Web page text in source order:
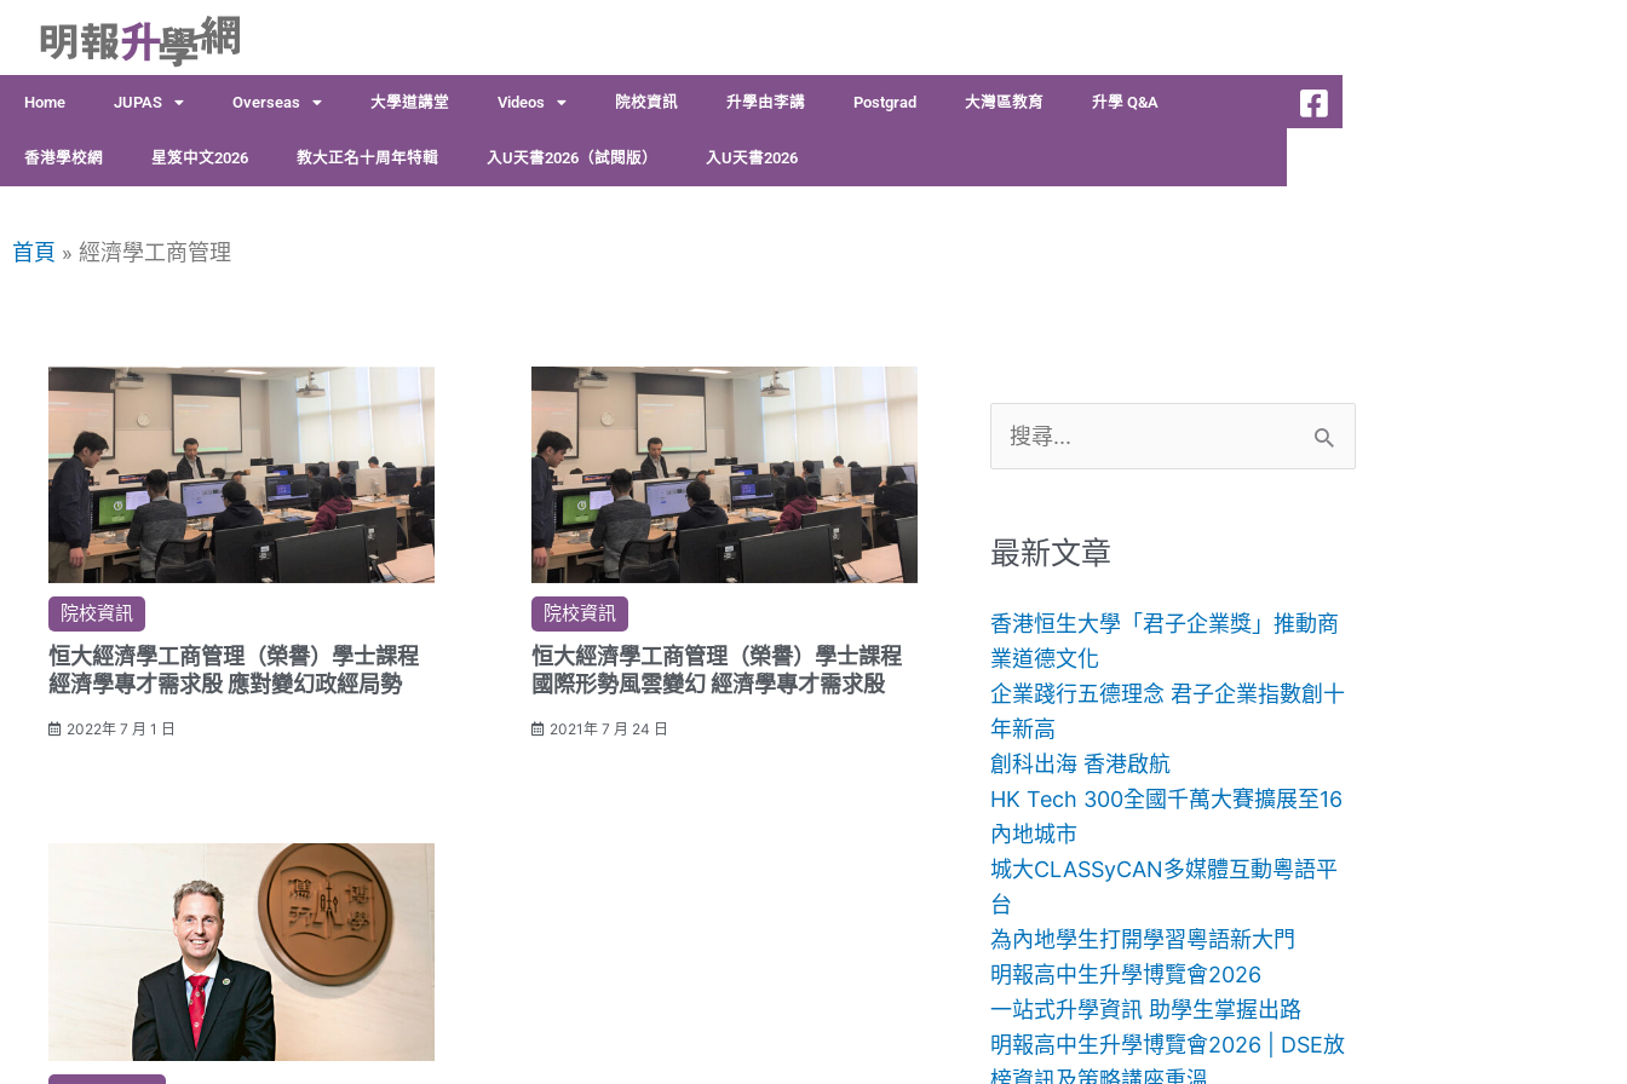
容
Home JUPAS Overseas 大學道講堂 Videos 院校資訊 升學由李講 Postgrad 大灣區教育 升學 Q&A
香港學校網 星笈中文2026 教大正名十周年特輯 入U天書2026（試閱版） 入U天書2026
首頁 經濟學工商管理
院校資訊
恒大經濟學工商管理（榮譽）學士課程
經濟學專才需求殷 應對變幻政經局勢
2022年 7 月 1 日
院校資訊
恒大經濟學工商管理（榮譽）學士課程
國際形勢風雲變幻 經濟學專才需求殷
2021年 7 月 24 日
尋
鍵
最新文章
香港恒生大學「君子企業獎」推動商
業道德文化
企業踐行五德理念 君子企業指數創十
年新高
創科出海 香港啟航
HK Tech 300全國千萬大賽擴展至16
內地城市
城大CLASSyCAN多媒體互動粵語平
台
為內地學生打開學習粵語新大門
明報高中生升學博覽會2026
一站式升學資訊 助學生掌握出路
明報高中生升學博覽會2026 | DSE放